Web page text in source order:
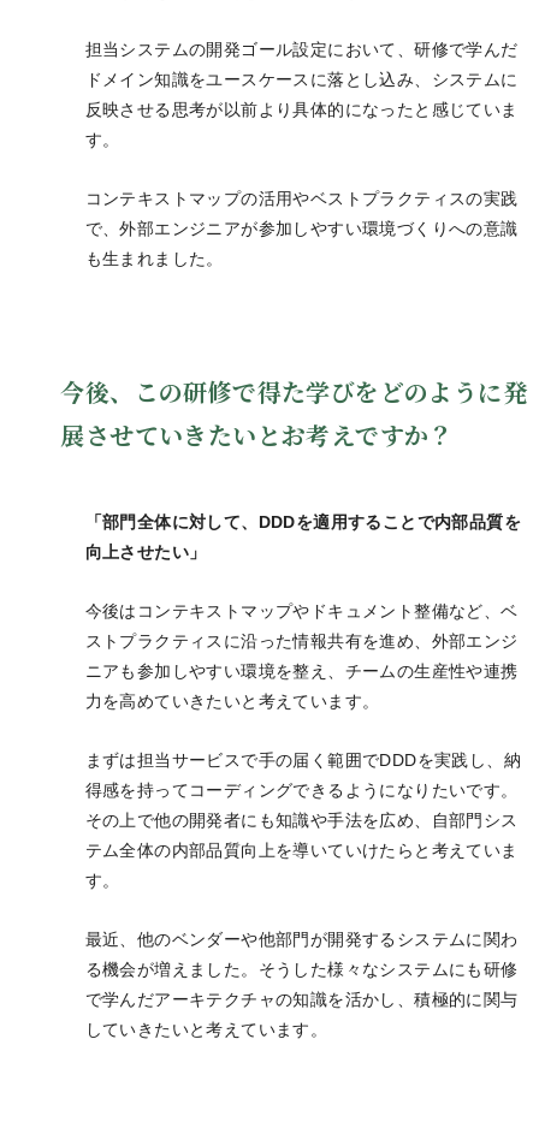
担当システムの開発ゴール設定において、研修で学んだ
ドメイン知識をユースケースに落とし込み、システムに
反映させる思考が以前より具体的になったと感じていま
す。
コンテキストマップの活用やベストプラクティスの実践
で、外部エンジニアが参加しやすい環境づくりへの意識
も生まれました。
今後、この研修で得た学びをどのように発
展させていきたいとお考えですか？
「部門全体に対して、DDDを適用することで内部品質を
向上させたい」
今後はコンテキストマップやドキュメント整備など、ベ
ストプラクティスに沿った情報共有を進め、外部エンジ
ニアも参加しやすい環境を整え、チームの生産性や連携
力を高めていきたいと考えています。
まずは担当サービスで手の届く範囲でDDDを実践し、納
得感を持ってコーディングできるようになりたいです。
その上で他の開発者にも知識や手法を広め、自部門シス
テム全体の内部品質向上を導いていけたらと考えていま
す。
最近、他のベンダーや他部門が開発するシステムに関わ
る機会が増えました。そうした様々なシステムにも研修
で学んだアーキテクチャの知識を活かし、積極的に関与
していきたいと考えています。